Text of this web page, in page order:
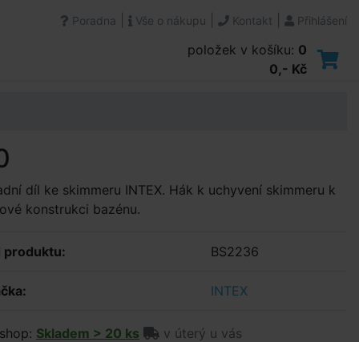
Poradna Vše o nákupu Kontakt Přihlášení
položek v košíku: 0
0,- Kč
díl ke skimmeru INTEX. Hák k uchyvení skimmeru k
konstrukci bazénu.
produktu: BS2236
INTEX
Skladem > 20 ks
v úterý u vás